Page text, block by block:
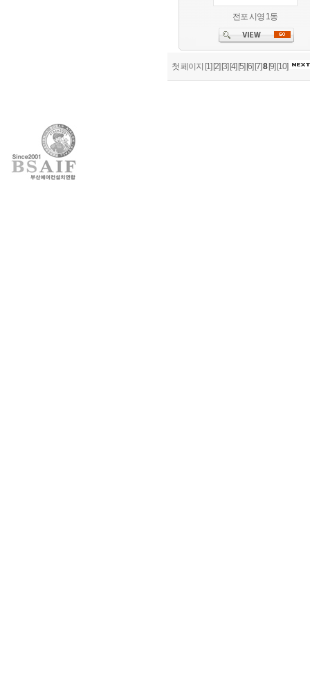
전포 시영 1동
첫 페이지 [1] [2] [3] [4] [5] [6] [7]8 [9] [10]